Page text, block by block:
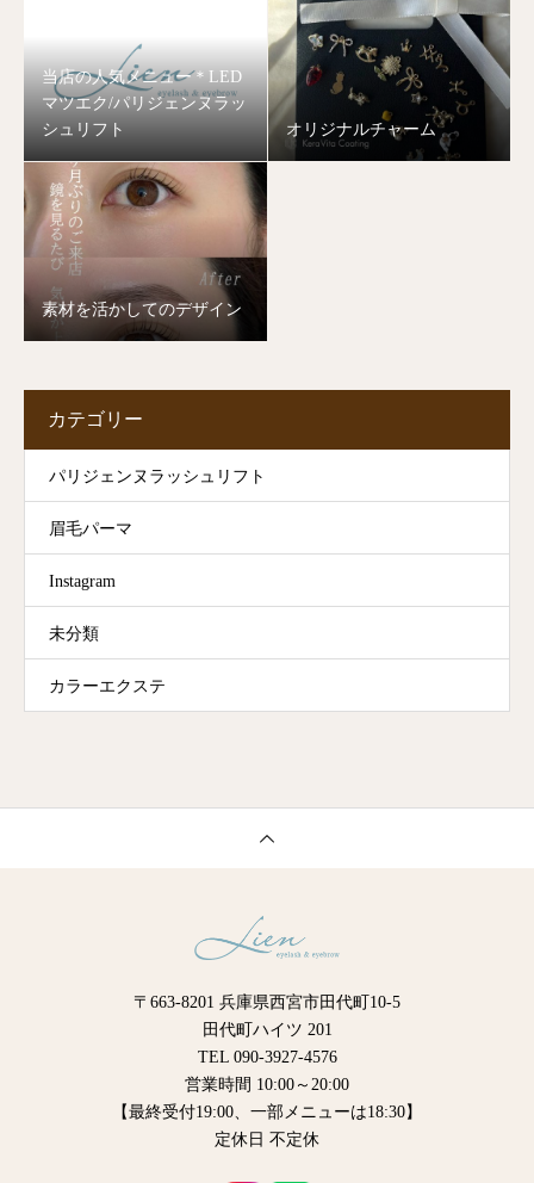
当店の人気メニュー＊LED
マツエク/パリジェンヌラッ
シュリフト
オリジナルチャーム
素材を活かしてのデザイン
カテゴリー
パリジェンヌラッシュリフト
眉毛パーマ
Instagram
未分類
カラーエクステ
〒663-8201 兵庫県西宮市田代町10-5
田代町ハイツ 201
TEL 090-3927-4576
営業時間 10:00～20:00
【最終受付19:00、一部メニューは18:30】
定休日 不定休